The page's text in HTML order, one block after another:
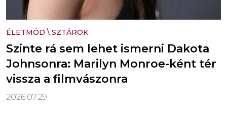
ÉLETMÓD \ SZTÁROK
Szinte rá sem lehet ismerni Dakota
Johnsonra: Marilyn Monroe-ként tér
vissza a filmvászonra
2026.07.29.